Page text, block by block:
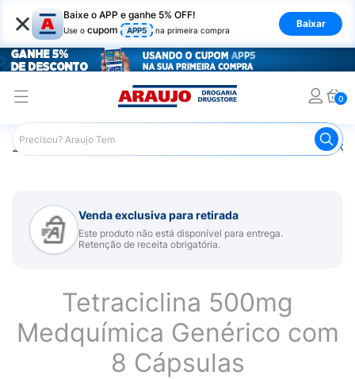
× Baixe o APP e ganhe 5% OFF!
Use o cupom APP5 na primeira compra
Baixar
0
Araujo Medicamentos Remédios para Alergias e
Venda exclusiva para retirada
Este produto não está disponível para entrega.
Retenção de receita obrigatória.
Tetraciclina 500mg
Medquímica Genérico com
8 Cápsulas